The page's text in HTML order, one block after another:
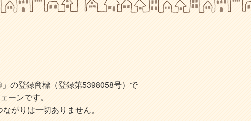
の登録商標（登録第5398058号）で
ーンです。
がりは一切ありません。